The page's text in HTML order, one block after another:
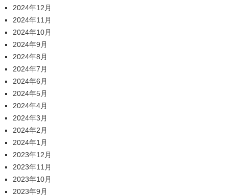
2024年12月
2024年11月
2024年10月
2024年9月
2024年8月
2024年7月
2024年6月
2024年5月
2024年4月
2024年3月
2024年2月
2024年1月
2023年12月
2023年11月
2023年10月
2023年9月